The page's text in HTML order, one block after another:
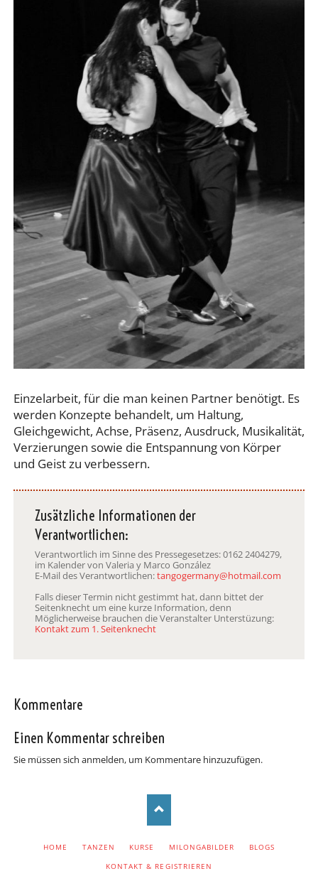
Einzelarbeit, für die man keinen Partner benötigt. Es
werden Konzepte behandelt, um Haltung,
Gleichgewicht, Achse, Präsenz, Ausdruck, Musikalität,
Verzierungen sowie die Entspannung von Körper
und Geist zu verbessern.
Zusätzliche Informationen der
Verantwortlichen:
Verantwortlich im Sinne des Pressegesetzes: 0162 2404279,
im Kalender von Valeria y Marco González
E-Mail des Verantwortlichen:tangogermany@hotmail.com
Falls dieser Termin nicht gestimmt hat, dann bittet der
Seitenknecht um eine kurze Information, denn
Möglicherweise brauchen die Veranstalter Unterstüzung:
Kontakt zum 1. Seitenknecht
Kommentare
Einen Kommentar schreiben
Sie müssen sich anmelden, um Kommentare hinzuzufügen.
NAVIGATION
HOME TANZEN KURSE MILONGABILDER
BLOGS
KONTAKT & REGISTRIEREN